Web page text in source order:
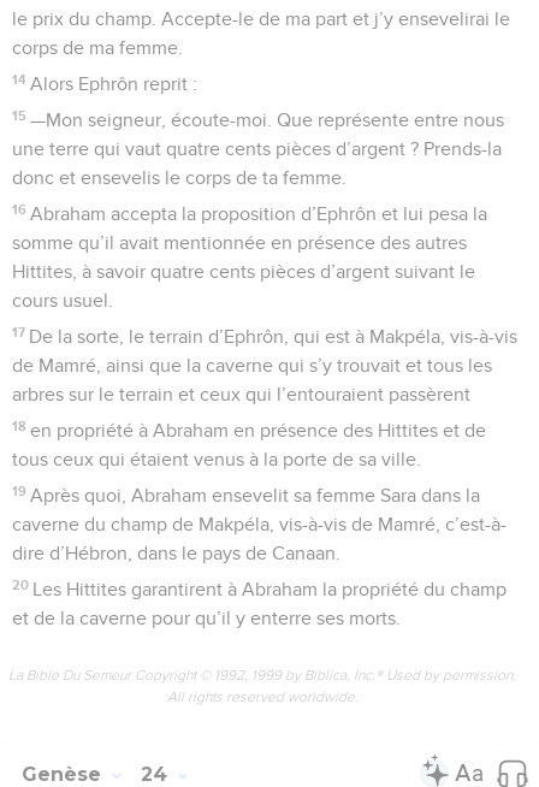
le prix du champ. Accepte-le de ma part et j’y ensevelirai le
corps de ma femme.
14 Alors Ephrôn reprit :
15 —Mon seigneur, écoute-moi. Que représente entre nous
une terre qui vaut quatre cents pièces d’argent ? Prends-la
donc et ensevelis le corps de ta femme.
16 Abraham accepta la proposition d’Ephrôn et lui pesa la
somme qu’il avait mentionnée en présence des autres
Hittites, à savoir quatre cents pièces d’argent suivant le
cours usuel.
17 De la sorte, le terrain d’Ephrôn, qui est à Makpéla, vis-à-vis
de Mamré, ainsi que la caverne qui s’y trouvait et tous les
arbres sur le terrain et ceux qui l’entouraient passèrent
18 en propriété à Abraham en présence des Hittites et de
tous ceux qui étaient venus à la porte de sa ville.
19 Après quoi, Abraham ensevelit sa femme Sara dans la
caverne du champ de Makpéla, vis-à-vis de Mamré, c’est-à-
dire d’Hébron, dans le pays de Canaan.
20 Les Hittites garantirent à Abraham la propriété du champ
et de la caverne pour qu’il y enterre ses morts.
La Bible Du Semeur Copyright © 1992, 1999 by Biblica, Inc.® Used by permission.
All rights reserved worldwide.
Genèse 24